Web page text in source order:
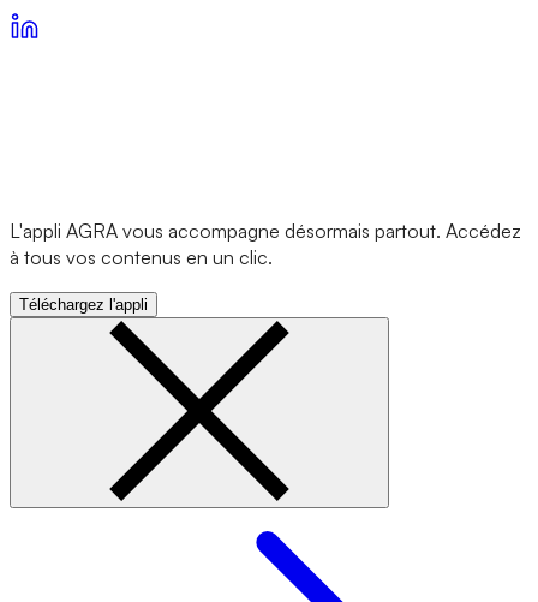
L'appli AGRA vous accompagne désormais partout. Accédez
à tous vos contenus en un clic.
Téléchargez l'appli